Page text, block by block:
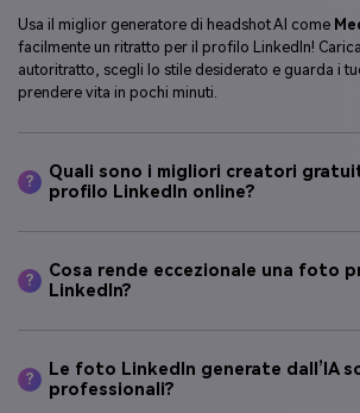
Usa il miglior generatore di headshot AI come
facilmente un ritratto per il profilo LinkedIn!
autoritratto, scegli lo stile desiderato e guarda i
prendere vita in pochi minuti.
?
Quali sono i migliori creatori
profilo LinkedIn online?
?
Cosa rende eccezionale una foto
LinkedIn?
?
Le foto LinkedIn generate dall’IA
professionali?